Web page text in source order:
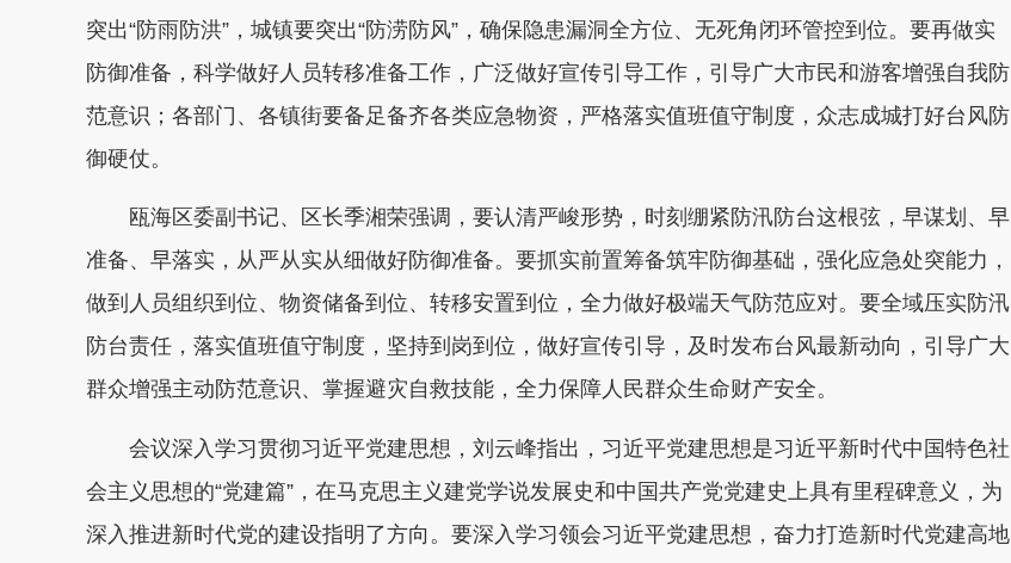
突出“防雨防洪”，城镇要突出“防涝防风”，确保隐患漏洞全方位、无死角闭环管控到位。要再做实
防御准备，科学做好人员转移准备工作，广泛做好宣传引导工作，引导广大市民和游客增强自我防
范意识；各部门、各镇街要备足备齐各类应急物资，严格落实值班值守制度，众志成城打好台风防
御硬仗。
瓯海区委副书记、区长季湘荣强调，要认清严峻形势，时刻绷紧防汛防台这根弦，早谋划、早
准备、早落实，从严从实从细做好防御准备。要抓实前置筹备筑牢防御基础，强化应急处突能力，
做到人员组织到位、物资储备到位、转移安置到位，全力做好极端天气防范应对。要全域压实防汛
防台责任，落实值班值守制度，坚持到岗到位，做好宣传引导，及时发布台风最新动向，引导广大
群众增强主动防范意识、掌握避灾自救技能，全力保障人民群众生命财产安全。
会议深入学习贯彻习近平党建思想，刘云峰指出，习近平党建思想是习近平新时代中国特色社
会主义思想的“党建篇”，在马克思主义建党学说发展史和中国共产党党建史上具有里程碑意义，为
深入推进新时代党的建设指明了方向。要深入学习领会习近平党建思想，奋力打造新时代党建高地